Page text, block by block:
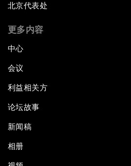
北京代表处
更多内容
中心
会议
利益相关方
论坛故事
新闻稿
相册